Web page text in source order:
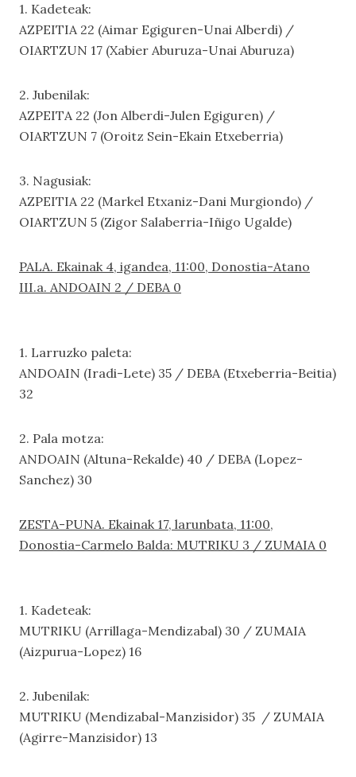
1. Kadeteak:
AZPEITIA 22 (Aimar Egiguren-Unai Alberdi) /
OIARTZUN 17 (Xabier Aburuza-Unai Aburuza)
2. Jubenilak:
AZPEITA 22 (Jon Alberdi-Julen Egiguren) /
OIARTZUN 7 (Oroitz Sein-Ekain Etxeberria)
3. Nagusiak:
AZPEITIA 22 (Markel Etxaniz-Dani Murgiondo) /
OIARTZUN 5 (Zigor Salaberria-Iñigo Ugalde)
PALA. Ekainak 4, igandea, 11:00, Donostia-Atano
III.a. ANDOAIN 2 / DEBA 0
1. Larruzko paleta:
ANDOAIN (Iradi-Lete) 35 / DEBA (Etxeberria-Beitia)
32
2. Pala motza:
ANDOAIN (Altuna-Rekalde) 40 / DEBA (Lopez-
Sanchez) 30
ZESTA-PUNA. Ekainak 17, larunbata, 11:00,
Donostia-Carmelo Balda: MUTRIKU 3 / ZUMAIA 0
1. Kadeteak:
MUTRIKU (Arrillaga-Mendizabal) 30 / ZUMAIA
(Aizpurua-Lopez) 16
2. Jubenilak:
MUTRIKU (Mendizabal-Manzisidor) 35 / ZUMAIA
(Agirre-Manzisidor) 13